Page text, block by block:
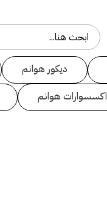
ديكور هوانم
اكسسوارات هوانم